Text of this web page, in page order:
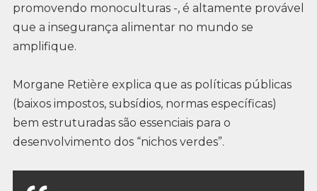
promovendo monoculturas -, é altamente provável
que a insegurança alimentar no mundo se
amplifique.
Morgane Retière explica que as políticas públicas
(baixos impostos, subsídios, normas específicas)
bem estruturadas são essenciais para o
desenvolvimento dos “nichos verdes”.